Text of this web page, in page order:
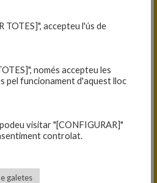
TOTES]", accepteu l'ús de
només accepteu les
pel funcionament d'aquest lloc
visitar "[CONFIGURAR]"
controlat.
galetes